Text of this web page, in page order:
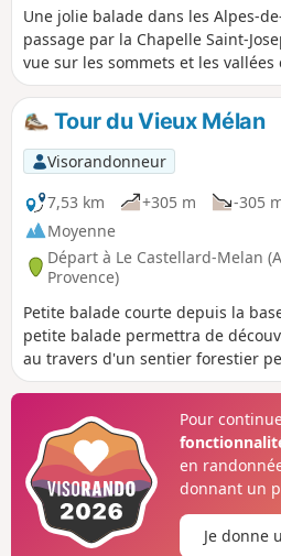
Une jolie balade dans les Alpes-
passage par la Chapelle Saint-
vue sur les sommets et les
Tour du Vieux Mélan
Visorandonneur
7,53 km
+305 m -305
Moyenne
Départ à Le Castellard-Melan
Provence)
Petite balade courte depuis la
petite balade permettra de
au travers d'un sentier forestier
fraicheur.Attention certains
près de la Chapelle. La première
au soleil, le reste est à l'ombre
Pour
en
donnant un
Je donne